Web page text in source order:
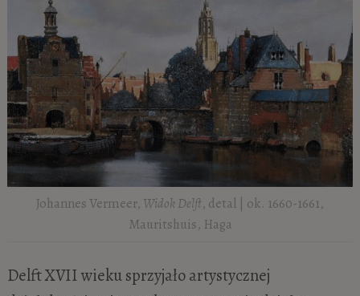
Johannes Vermeer, Widok Delft, detal | ok. 1660-1661,
Mauritshuis, Haga
Delft XVII wieku sprzyjało artystycznej